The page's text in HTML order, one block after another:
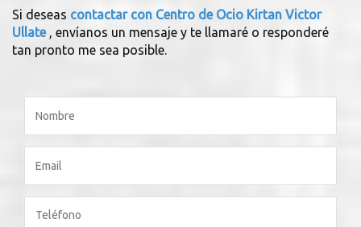
Si deseas contactar con Centro de Ocio Kirtan Victor
Ullate , envíanos un mensaje y te llamaré o responderé
tan pronto me sea posible.